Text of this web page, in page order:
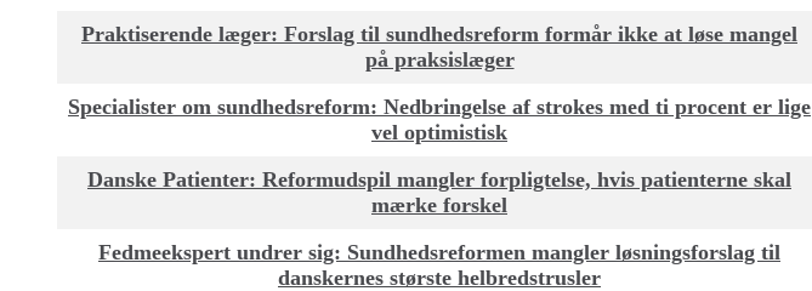
Praktiserende læger: Forslag til sundhedsreform formår ikke at løse mangel
på praksislæger
Specialister om sundhedsreform: Nedbringelse af strokes med ti procent er lige
vel optimistisk
Danske Patienter: Reformudspil mangler forpligtelse, hvis patienterne skal
mærke forskel
Fedmeekspert undrer sig: Sundhedsreformen mangler løsningsforslag til
danskernes største helbredstrusler